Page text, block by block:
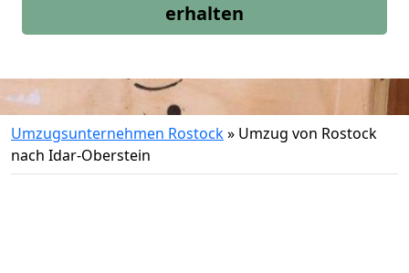
erhalten
Umzugsunternehmen Rostock» Umzug von Rostock
nach Idar-Oberstein